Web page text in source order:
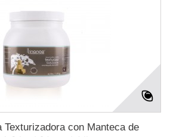
Texturizadora con Manteca de